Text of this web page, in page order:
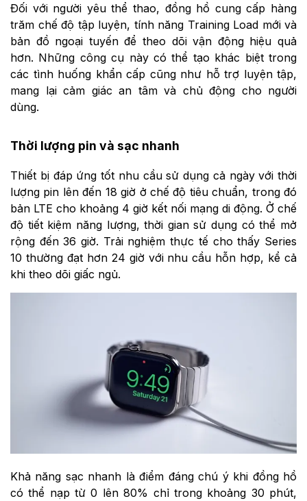
Đối với người yêu thể thao, đồng hồ cung cấp hàng
trăm chế độ tập luyện, tính năng Training Load mới và
bản đồ ngoại tuyến để theo dõi vận động hiệu quả
hơn. Những công cụ này có thể tạo khác biệt trong
các tình huống khẩn cấp cũng như hỗ trợ luyện tập,
mang lại cảm giác an tâm và chủ động cho người
dùng.
Thời lượng pin và sạc nhanh
Thiết bị đáp ứng tốt nhu cầu sử dụng cả ngày với thời
lượng pin lên đến 18 giờ ở chế độ tiêu chuẩn, trong đó
bản LTE cho khoảng 4 giờ kết nối mạng di động. Ở chế
độ tiết kiệm năng lượng, thời gian sử dụng có thể mở
rộng đến 36 giờ. Trải nghiệm thực tế cho thấy Series
10 thường đạt hơn 24 giờ với nhu cầu hỗn hợp, kể cả
khi theo dõi giấc ngủ.
Khả năng sạc nhanh là điểm đáng chú ý khi đồng hồ
có thể nạp từ 0 lên 80% chỉ trong khoảng 30 phút,